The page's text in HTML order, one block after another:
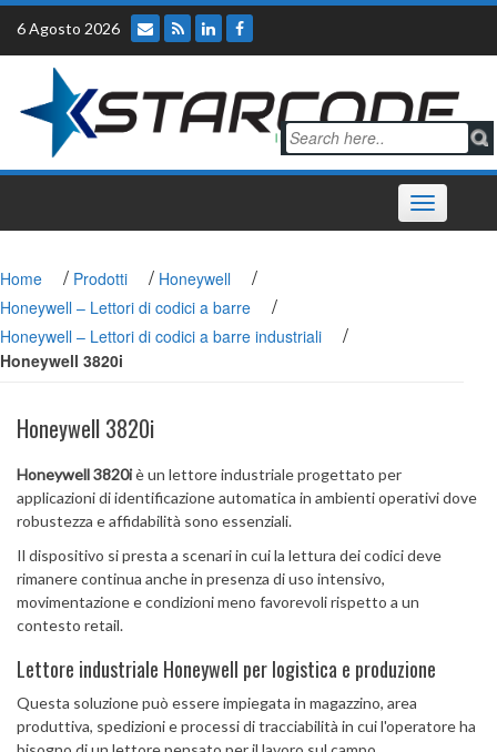
Skip
content
6 Agosto 2026
Toggle
navigation
Home / Prodotti / Honeywell /
Honeywell – Lettori di codici a barre /
Honeywell – Lettori di codici a barre industriali /
Honeywell 3820i
Honeywell 3820i
Honeywell 3820iè un lettore industriale progettato per
applicazioni di identificazione automatica in ambienti operativi dove
robustezza e affidabilità sono essenziali.
Il dispositivo si presta a scenari in cui la lettura dei codici deve
rimanere continua anche in presenza di uso intensivo,
movimentazione e condizioni meno favorevoli rispetto a un
contesto retail.
Lettore industriale Honeywell per logistica e produzione
Questa soluzione può essere impiegata in magazzino, area
produttiva, spedizioni e processi di tracciabilità in cui l'operatore ha